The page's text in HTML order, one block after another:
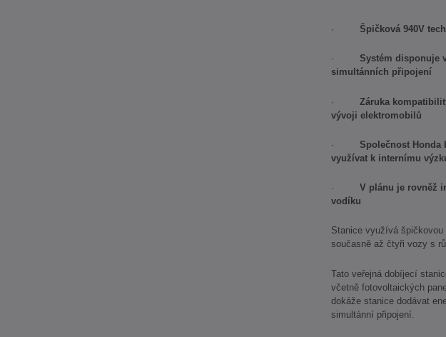
· Špičková 940V
· Systém disponuje
simultánních připojení
· Záruka
vývoji elektromobilů
· Společnost Honda
využívat k internímu
· V plánu je rovněž
vodíku
Stanice využívá
současně až čtyři vozy s
Tato veřejná dobíjecí
včetně fotovoltaických
dokáže stanice dodávat
simultánní připojení.